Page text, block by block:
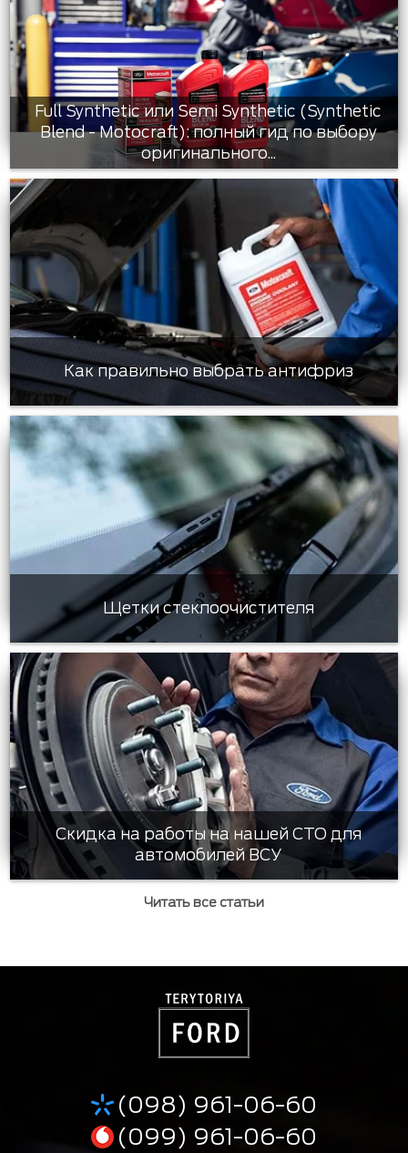
Full Synthetic или Semi Synthetic (Synthetic
Blend - Motocraft): полный гид по выбору
оригинального...
Как правильно выбрать антифриз
Щетки стеклоочистителя
Скидка на работы на нашей СТО для
автомобилей ВСУ
Читать все статьи
(098) 961-06-60
(099) 961-06-60